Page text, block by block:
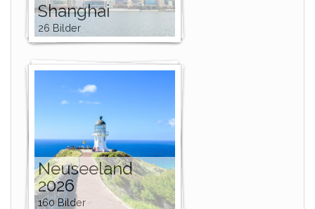
Shanghai
26 Bilder
Neuseeland
2026
160 Bilder